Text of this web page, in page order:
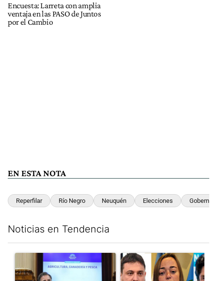
Encuesta: Larreta con amplia
ventaja en las PASO de Juntos
por el Cambio
EN ESTA NOTA
Reperfilar Río Negro Neuquén Elecciones
Noticias en Tendencia
Un artículo de tendencia con el título "Di Tullio impugnó a
Un artículo de tendencia con